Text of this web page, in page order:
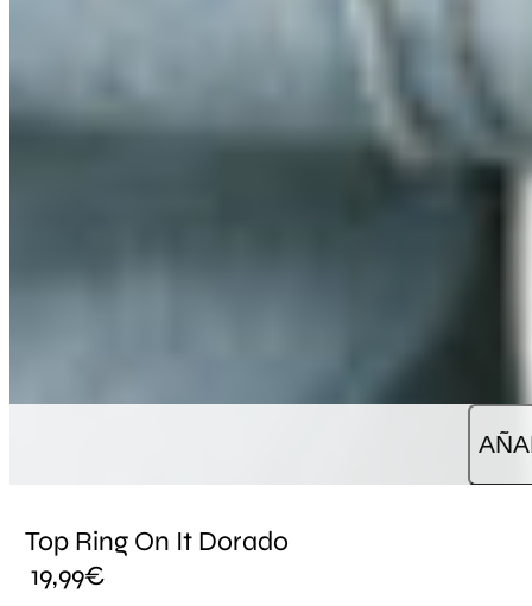
Top Ring On It Dorado
19,99€